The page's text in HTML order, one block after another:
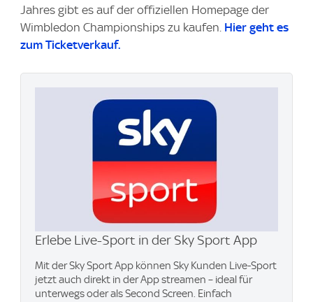
Jahres gibt es auf der offiziellen Homepage der
Wimbledon Championships zu kaufen. Hier geht es
zum Ticketverkauf.
Erlebe Live-Sport in der Sky Sport App
Mit der Sky Sport App können Sky Kunden Live-Sport
jetzt auch direkt in der App streamen – ideal für
unterwegs oder als Second Screen. Einfach